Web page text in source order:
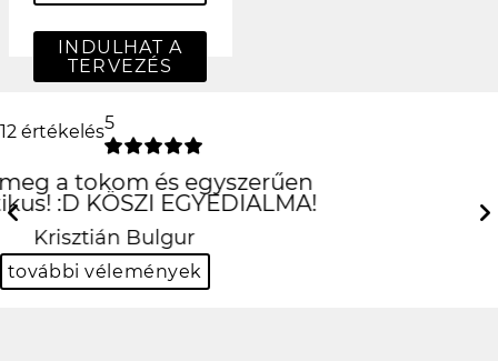
INDULHAT A
TERVEZÉS
12 értékelés5
Csak is az iPhone!
:D
Hanna Fehér
Previous
további vélemények